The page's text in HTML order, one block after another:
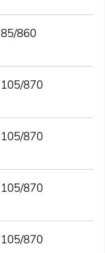
85/860
105/870
105/870
105/870
105/870